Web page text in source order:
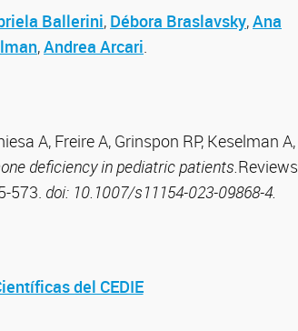
Ballerini, Débora Braslavsky,Ana
,Andrea Arcari.
A, Freire A, Grinspon RP, Keselman A,
deficiency in pediatric patients.Reviews
573. doi: 10.1007/s11154-023-09868-4.
del CEDIE